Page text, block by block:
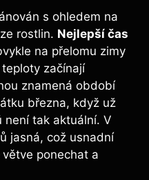
s ohledem na
rostlin. Nejlepší čas
na přelomu zimy
začínají
znamená období
března, když už
není tak aktuální. V
jasná, což usnadní
ponechat a